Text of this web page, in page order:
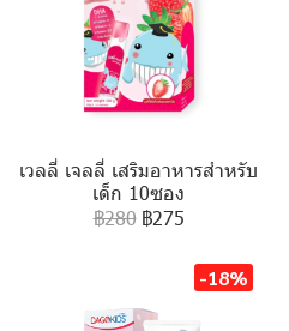
เวลลี่ เจลลี่ เสริมอาหารสำหรับ
เด็ก 10ซอง
฿280 ฿275
-18%